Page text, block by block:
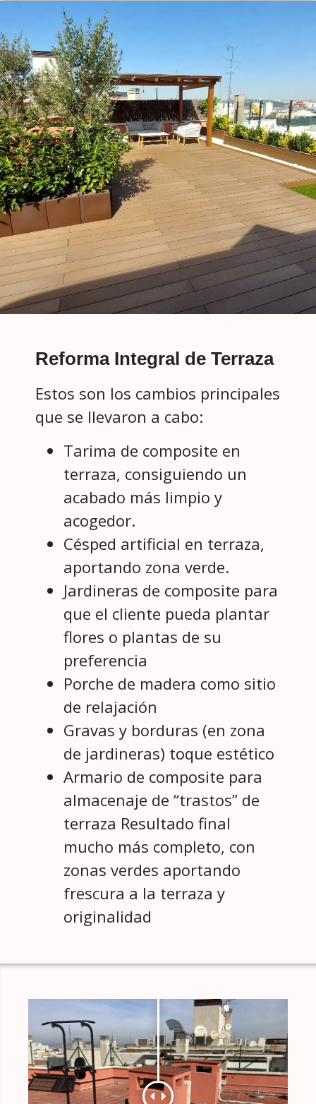
Reforma Integral de Terraza
Estos son los cambios principales
que se llevaron a cabo:
Tarima de composite en
terraza, consiguiendo un
acabado más limpio y
acogedor.
Césped artificial en terraza,
aportando zona verde.
Jardineras de composite para
que el cliente pueda plantar
flores o plantas de su
preferencia
Porche de madera como sitio
de relajación
Gravas y borduras (en zona
de jardineras) toque estético
Armario de composite para
almacenaje de “trastos” de
terraza Resultado final
mucho más completo, con
zonas verdes aportando
frescura a la terraza y
originalidad